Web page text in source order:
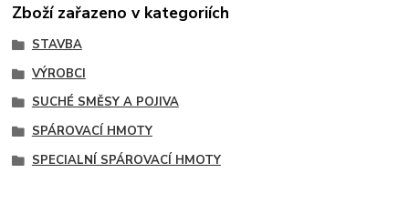
Zboží zařazeno v kategoriích
STAVBA
VÝROBCI
SUCHÉ SMĚSY A POJIVA
SPÁROVACÍ HMOTY
SPECIALNÍ SPÁROVACÍ HMOTY